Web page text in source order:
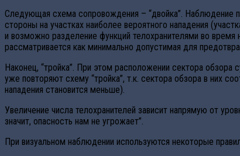
Следующая схема сопровождения – “двойка”. Наблюдение
стороны на участках наиболее вероятного нападения
и возможно разделение функций телохранителями во время
рассматривается как минимально допустимая для
Наконец, “тройка”. При этом расположении сектора
уже повторяют схему “тройка”, т.к. сектора обзора в них
нападения становится меньше).
Увеличение числа телохранителей зависит напрямую от
значит, опасность нам не угрожает”.
При визуальном наблюдении используются некоторые